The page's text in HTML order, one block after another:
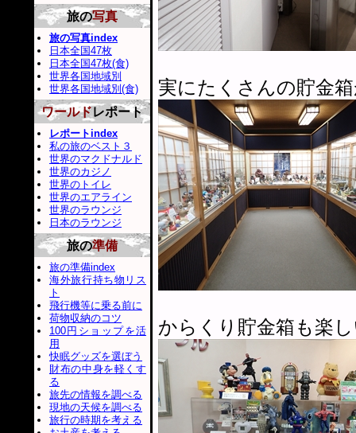
実にたくさんの貯金
からくり貯金箱も楽
旅の写真
旅の写真index
日本全国47枚
日本全国47枚(食)
世界各国地域別
世界各国地域別(食)
ワールドレポート
レポートindex
私の旅のベスト３
世界のマクドナルド
世界のカジノ
世界のトイレ
世界のエアライン
世界のラウンジ
日本のラウンジ
旅の準備
旅の準備index
海外旅行持ち物リス
ト
飛行機等に乗る前に
荷物収納のコツ
100円ショップを活
用
快眠グッズを選ぼう
財布の中身を軽くす
る
旅先の情報を調べる
現地の天候を調べる
旅行の時期を考える